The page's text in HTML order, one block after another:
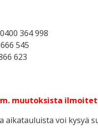
364 998
545
623
muutoksista
aikatauluista voi kysyä